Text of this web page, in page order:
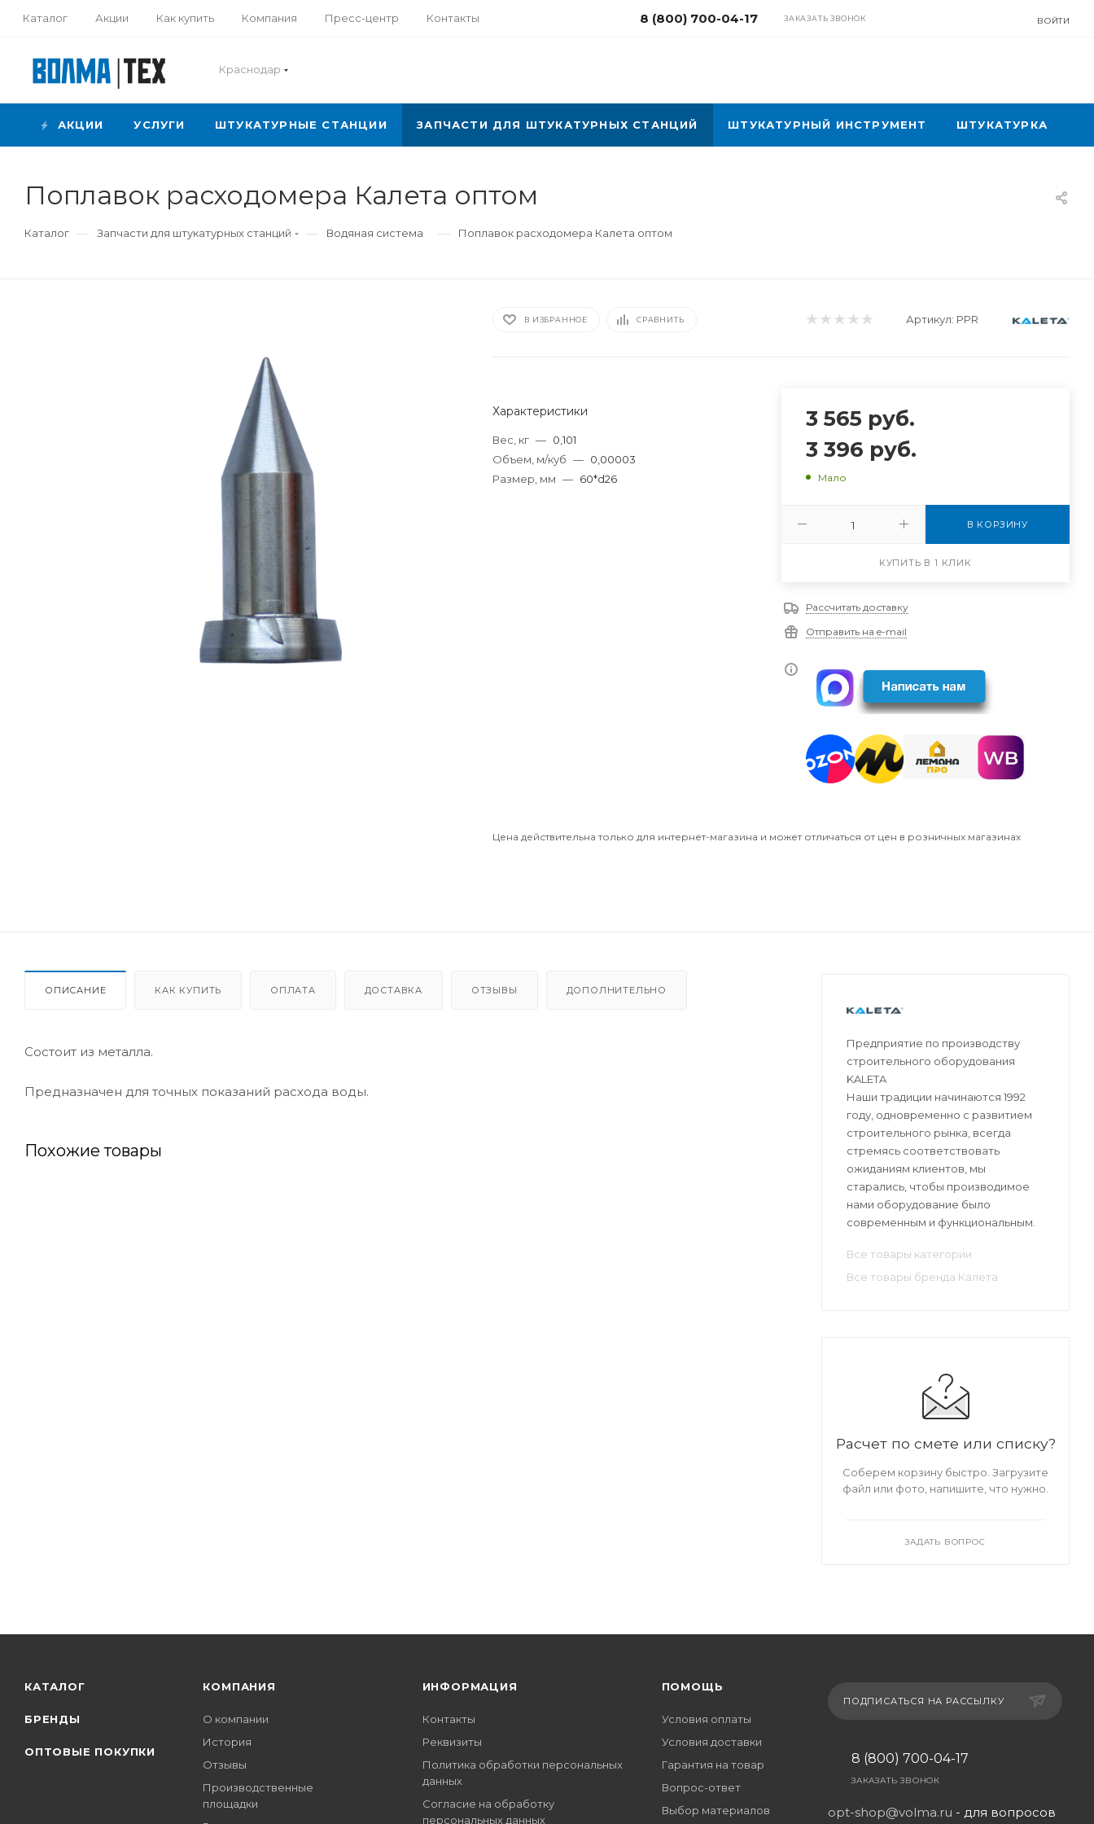
Каталог Акции Как купить Компания Пресс-центр Контакты 8 (800) 700-04-17 ЗАКАЗАТЬ ЗВОНОК ВОЙТИ
Краснодар
АКЦИИ УСЛУГИ ШТУКАТУРНЫЕ СТАНЦИИ ЗАПЧАСТИ ДЛЯ ШТУКАТУРНЫХ СТАНЦИЙ ШТУКАТУРНЫЙ ИНСТРУМЕНТ ШТУКАТУРКА
Поплавок расходомера Калета оптом
Каталог — Запчасти для штукатурных станций — Водяная система — Поплавок расходомера Калета оптом
В ИЗБРАННОЕ СРАВНИТЬ Артикул: PPR
Характеристики
Вес, кг — 0,101
Объем, м/куб — 0,00003
Размер, мм — 60*d26
3 565 руб.
3 396 руб.
Мало
В КОРЗИНУ
КУПИТЬ В 1 КЛИК
Рассчитать доставку
Отправить на e-mail
Цена действительна только для интернет-магазина и может отличаться от цен в розничных магазинах
ОПИСАНИЕ КАК КУПИТЬ ОПЛАТА ДОСТАВКА ОТЗЫВЫ ДОПОЛНИТЕЛЬНО
Состоит из металла.
Предназначен для точных показаний расхода воды.
Похожие товары
Предприятие по производству
строительного оборудования
KALETA
Наши традиции начинаются 1992
году, одновременно с развитием
строительного рынка, всегда
стремясь соответствовать
ожиданиям клиентов, мы
старались, чтобы производимое
нами оборудование было
современным и функциональным.
Все товары категории
Все товары бренда Калета
Расчет по смете или списку?
Соберем корзину быстро. Загрузите
файл или фото, напишите, что нужно.
ЗАДАТЬ ВОПРОС
КАТАЛОГ
БРЕНДЫ
ОПТОВЫЕ ПОКУПКИ
КОМПАНИЯ
О компании
История
Отзывы
Производственные
площадки
ИНФОРМАЦИЯ
Контакты
Реквизиты
Политика обработки персональных
данных
Согласие на обработку
персональных данных
ПОМОЩЬ
Условия оплаты
Условия доставки
Гарантия на товар
Вопрос-ответ
Выбор материалов
ПОДПИСАТЬСЯ НА РАССЫЛКУ
8 (800) 700-04-17
ЗАКАЗАТЬ ЗВОНОК
opt-shop@volma.ru - для вопросов